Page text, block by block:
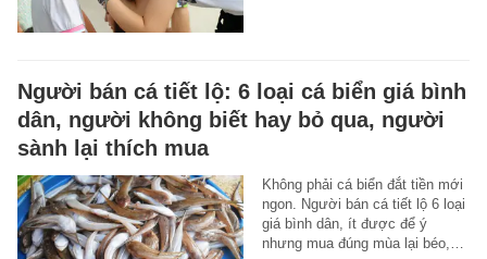
Người bán cá tiết lộ: 6 loại cá biển giá bình
dân, người không biết hay bỏ qua, người
sành lại thích mua
Không phải cá biển đắt tiền mới
ngon. Người bán cá tiết lộ 6 loại
giá bình dân, ít được để ý
nhưng mua đúng mùa lại béo,…